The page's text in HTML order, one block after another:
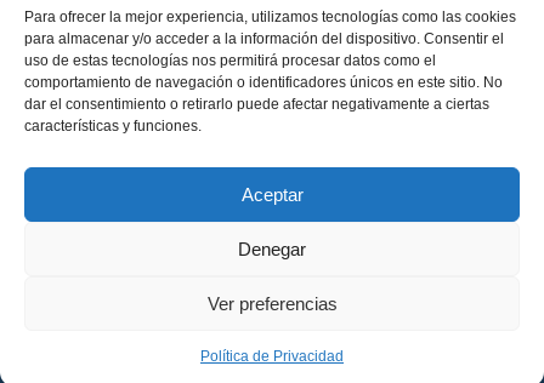
Para ofrecer la mejor experiencia, utilizamos tecnologías como las cookies
para almacenar y/o acceder a la información del dispositivo. Consentir el
uso de estas tecnologías nos permitirá procesar datos como el
comportamiento de navegación o identificadores únicos en este sitio. No
dar el consentimiento o retirarlo puede afectar negativamente a ciertas
características y funciones.
Aceptar
Denegar
Ver preferencias
Política de Privacidad
Política de Privacidad
Términos y Condiciones
He leído y acepto la
Solicite un presupuesto
Solicite un presupuesto